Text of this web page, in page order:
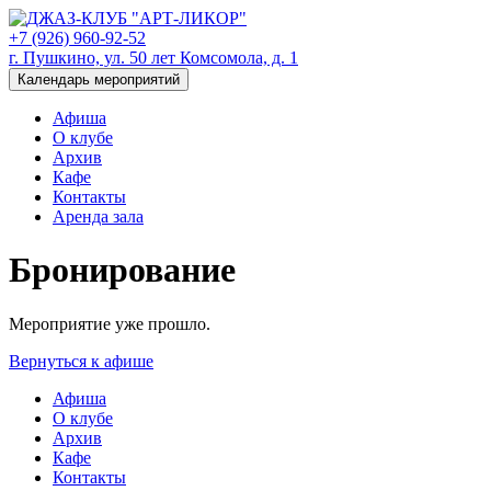
+7 (926) 960-92-52
г. Пушкино, ул. 50 лет Комсомола, д. 1
Календарь мероприятий
Афиша
О клубе
Архив
Кафе
Контакты
Аренда зала
Бронирование
Мероприятие уже прошло.
Вернуться к афише
Афиша
О клубе
Архив
Кафе
Контакты